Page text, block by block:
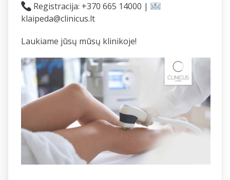
Registracija: +370 665 14000 |
klaipeda@clinicus.lt
Laukiame jūsų mūsų klinikoje!